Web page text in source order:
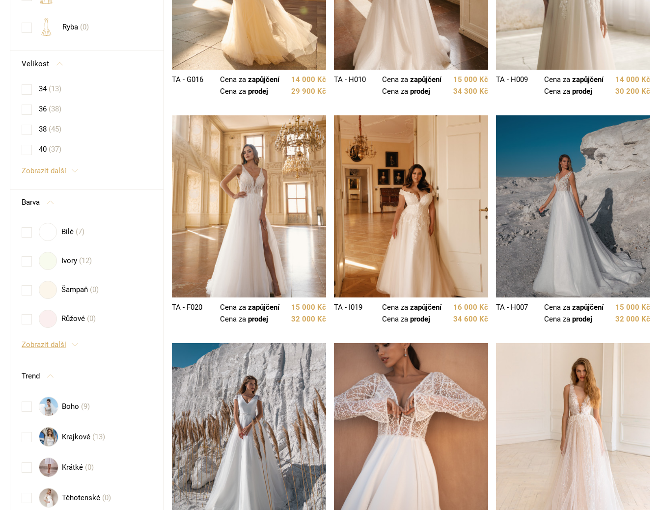
TA - G016 Cena za zapůjčení
14 000 Kč
Cena za prodej 29 900 Kč
TA - H010 Cena za zapůjčení
15 000 Kč
Cena za prodej 34 300 Kč
TA - H009 Cena za zapůjčení
14 000 Kč
Cena za prodej 30 200 Kč
TA - F020 Cena za zapůjčení
15 000 Kč
Cena za prodej 32 000 Kč
TA - I019 Cena za zapůjčení
16 000 Kč
Cena za prodej 34 600 Kč
TA - H007 Cena za zapůjčení
15 000 Kč
Cena za prodej 32 000 Kč
Ryba (0)
Velikost
34 (13)
36 (38)
38 (45)
40 (37)
Zobrazit další
Barva
Bílé (7)
Ivory (12)
Šampaň (0)
Růžové (0)
Zobrazit další
Trend
Boho (9)
Krajkové (13)
Krátké (0)
Těhotenské (0)